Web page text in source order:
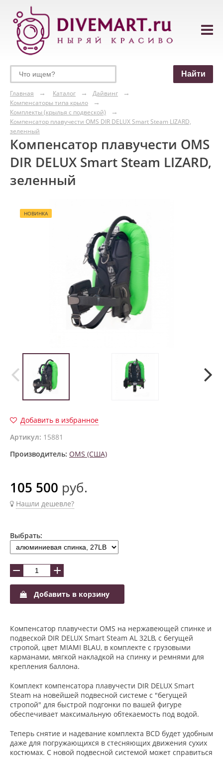
Главная Каталог
Дайвинг
Компенсаторы типа крыло
Комплекты (крылья с подвеской)
Компенсатор плавучести OMS DIR DELUX Smart Steam LIZARD,
зеленный
Компенсатор плавучести OMS
DIR DELUX Smart Steam LIZARD,
зеленный
НОВИНКА
Добавить в избранное
Артикул: 15881
Производитель: OMS (США)
105 500 руб.
Нашли дешевле?
Выбрать:
− +
Добавить в корзину
Компенсатор плавучести OMS на нержавеющей спинке и
подвеской DIR DELUX Smart Steam AL 32LB, с бегущей
стропой, цвет MIAMI BLAU, в комплекте с грузовыми
карманами, мягкой накладкой на спинку и ремнями для
крепления баллона.
Комплект компенсатора плавучести DIR DELUX Smart
Steam на новейшей подвесной системе с "бегущей
стропой" для быстрой подгонки по вашей фигуре
обеспечивает максимальную обтекаемость под водой.
Теперь снятие и надевание комплекта BCD будет удобным
даже для погружающихся в стесняющих движения сухих
костюмах. С новой подвесной системой может справиться